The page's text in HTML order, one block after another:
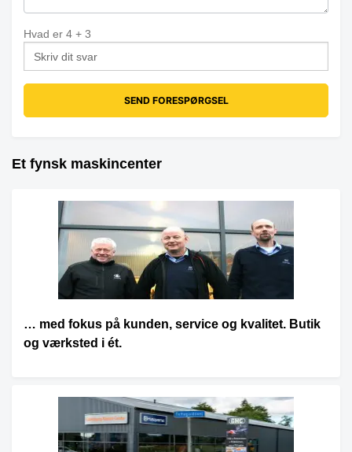
Hvad er 4 + 3
Et fynsk maskincenter
… med fokus på kunden, service og kvalitet. Butik
og værksted i ét.